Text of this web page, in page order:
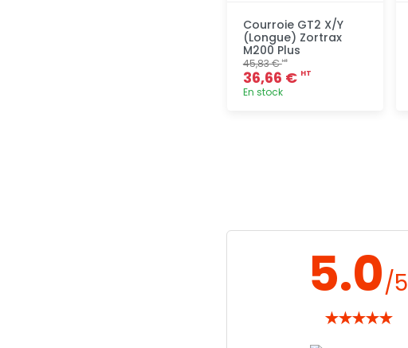
Courroie GT2 X/Y
(Longue) Zortrax
M200 Plus
45,83 €HT
36,66 € HT
En stock
5.0/5
★★★★★